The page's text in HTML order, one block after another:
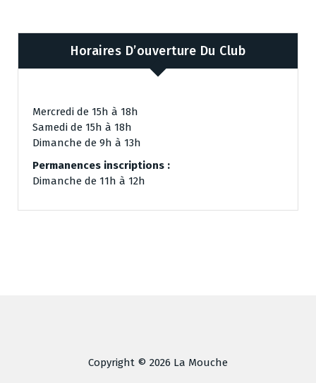
Horaires D’ouverture Du Club
Mercredi de 15h à 18h
Samedi de 15h à 18h
Dimanche de 9h à 13h
Permanences inscriptions :
Dimanche de 11h à 12h
Copyright © 2026 La Mouche